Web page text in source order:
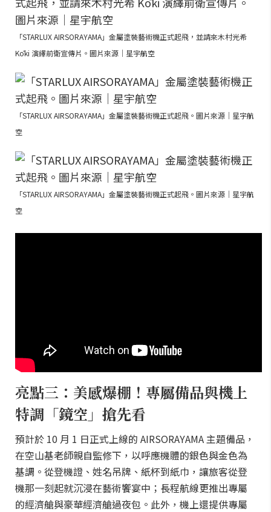
「STARLUX AIRSORAYAMA」金屬塗裝藝術機正式起飛，並請來木村光希
Kōki 演繹前衛宣傳片。圖片來源｜星宇航空
「STARLUX AIRSORAYAMA」金屬塗裝藝術機正式起飛。圖片來源｜星宇航
空
「STARLUX AIRSORAYAMA」金屬塗裝藝術機正式起飛。圖片來源｜星宇航
空
亮點三：美感爆棚！專屬備品與機上
特調「鏡空」搶先看
預計於 10 月 1 日正式上線的 AIRSORAYAMA 主題備品，
在空山基老師親自監修下，以呼應機體的銀色與金色為
基調。從登機證、姓名吊牌、紙杯到紙巾，讓旅客從登
機那一刻起就沉浸在藝術饗宴中；長程航線更推出專屬
的經濟艙與豪華經濟艙過夜包。此外，機上還提供專屬